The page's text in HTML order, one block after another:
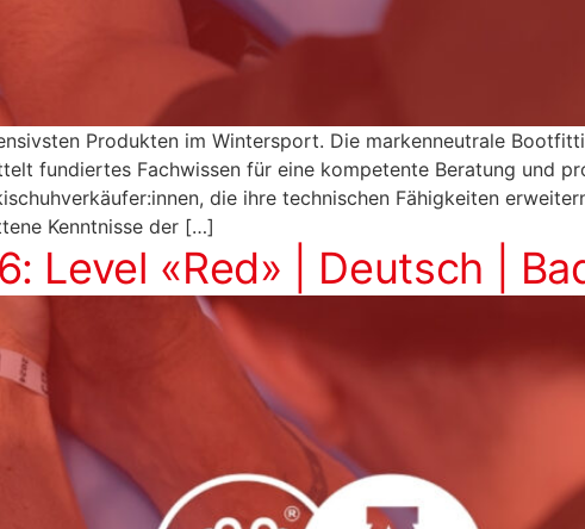
Produkten im Wintersport. Die markenneutrale
fundiertes Fachwissen für eine kompetente Beratung und
die ihre technischen Fähigkeiten
Kenntnisse der […]
Level «Red» | Deutsch |